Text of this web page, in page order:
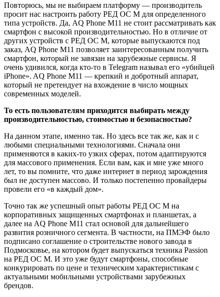
Повторюсь, мы не выбираем платформу — производитель
просит нас настроить работу РЕД ОС М для определенного
типа устройств. Да, AQ Phone M11 не стоит рассматривать как
смартфон с высокой производительностью. Но в отличие от
других устройств с РЕД ОС М, которые выпускаются под
заказ, AQ Phone M11 позволяет заинтересованным получить
смартфон, который не завязан на зарубежные сервисы. Я
очень удивился, когда кто-то в Telegram называл его «убийцей
iPhone». AQ Phone M11 — крепкий и добротный аппарат,
который не претендует на вхождение в число мощных
современных моделей.
То есть пользователям приходится выбирать между
производительностью, стоимостью и безопасностью?
На данном этапе, именно так. Но здесь все так же, как и с
любыми специальными технологиями. Сначала они
применяются в каких-то узких сферах, потом адаптируются
для массового применения. Если вам, как и мне уже много
лет, то вы помните, что даже интернет в период зарождения
был не доступен массово. И только постепенно провайдеры
провели его «в каждый дом».
Точно так же успешный опыт работы РЕД ОС М на
корпоративных защищенных смартфонах и планшетах, а
далее на AQ Phone M11 стал основой для дальнейшего
развития розничного сегмента. В частности, на ПМЭФ было
подписано соглашение о строительстве нового завода в
Подмосковье, на котором будет выпускаться техника Passion
на РЕД ОС М. И это уже будут смартфоны, способные
конкурировать по цене и техническим характеристикам с
актуальными мобильными устройствами зарубежных
брендов.